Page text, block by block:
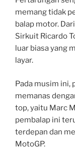
memang tidak
balap motor.
Sirkuit Ricardo
luar biasa yang
layar.
Pada musim ini,
memanas
top, yaitu Marc
pembalap ini
terdepan dan
MotoGP.